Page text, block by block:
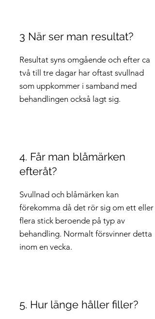
3 När ser man resultat?
Resultat syns omgående och efter ca
två till tre dagar har oftast svullnad
som uppkommer i samband med
behandlingen också lagt sig.
4. Får man blåmärken
efteråt?
Svullnad och blåmärken kan
förekomma då det rör sig om ett eller
flera stick beroende på typ av
behandling. Normalt försvinner detta
inom en vecka.
5. Hur länge håller filler?